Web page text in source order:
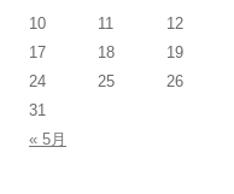
« 5月
10
11 12
17
18 19
24
25 26
31